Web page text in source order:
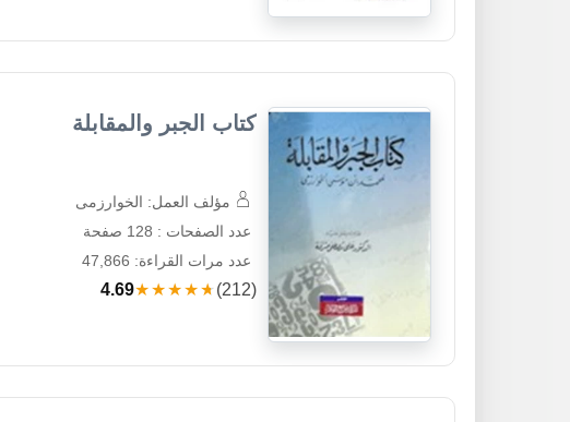
كتاب الجبر والمقابلة
مؤلف العمل: الخوارزمى
عدد الصفحات : 128 صفحة
عدد مرات القراءة: 47,866
4.69★★★★★ (212)